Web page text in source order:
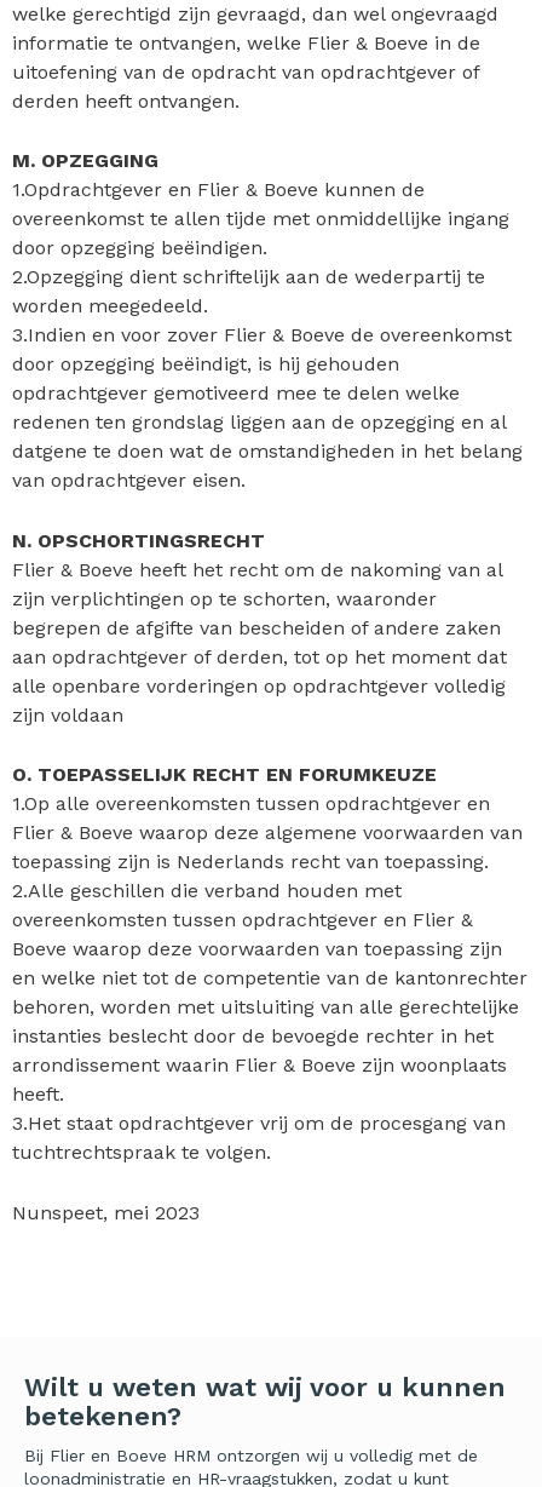
welke gerechtigd zijn gevraagd, dan wel ongevraagd
informatie te ontvangen, welke Flier & Boeve in de
uitoefening van de opdracht van opdrachtgever of
derden heeft ontvangen.
M. OPZEGGING
1.Opdrachtgever en Flier & Boeve kunnen de
overeenkomst te allen tijde met onmiddellijke ingang
door opzegging beëindigen.
2.Opzegging dient schriftelijk aan de wederpartij te
worden meegedeeld.
3.Indien en voor zover Flier & Boeve de overeenkomst
door opzegging beëindigt, is hij gehouden
opdrachtgever gemotiveerd mee te delen welke
redenen ten grondslag liggen aan de opzegging en al
datgene te doen wat de omstandigheden in het belang
van opdrachtgever eisen.
N. OPSCHORTINGSRECHT
Flier & Boeve heeft het recht om de nakoming van al
zijn verplichtingen op te schorten, waaronder
begrepen de afgifte van bescheiden of andere zaken
aan opdrachtgever of derden, tot op het moment dat
alle openbare vorderingen op opdrachtgever volledig
zijn voldaan
O. TOEPASSELIJK RECHT EN FORUMKEUZE
1.Op alle overeenkomsten tussen opdrachtgever en
Flier & Boeve waarop deze algemene voorwaarden van
toepassing zijn is Nederlands recht van toepassing.
2.Alle geschillen die verband houden met
overeenkomsten tussen opdrachtgever en Flier &
Boeve waarop deze voorwaarden van toepassing zijn
en welke niet tot de competentie van de kantonrechter
behoren, worden met uitsluiting van alle gerechtelijke
instanties beslecht door de bevoegde rechter in het
arrondissement waarin Flier & Boeve zijn woonplaats
heeft.
3.Het staat opdrachtgever vrij om de procesgang van
tuchtrechtspraak te volgen.
Nunspeet, mei 2023
Wilt u weten wat wij voor u kunnen
betekenen?
Bij Flier en Boeve HRM ontzorgen wij u volledig met de
loonadministratie en HR-vraagstukken, zodat u kunt